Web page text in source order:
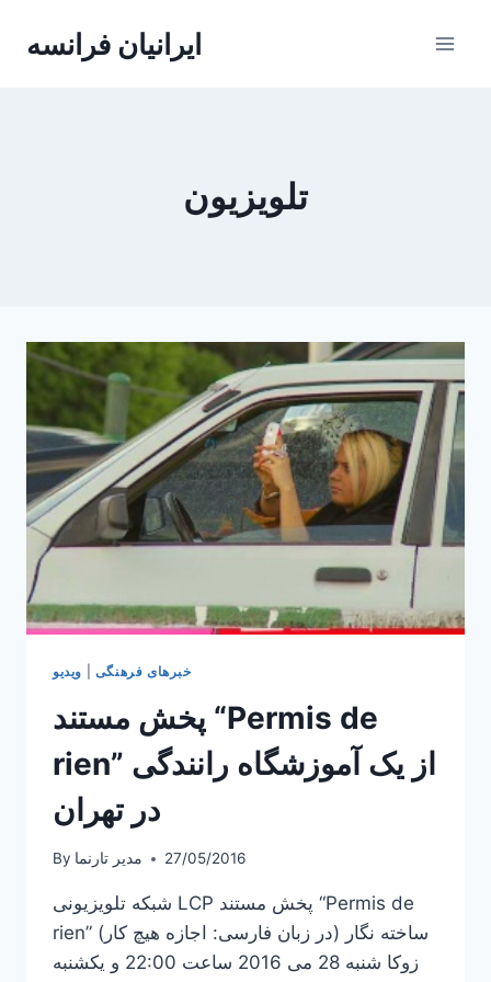
ایرانیان فرانسه
تلویزیون
خبرهای فرهنگی ویدیو
پخش مستند “Permis de
rien” از یک آموزشگاه رانندگی
در تهران
By مدیر تارنما 27/05/2016
شبکه تلویزیونی LCP پخش مستند “Permis de
rien” (در زبان فارسی: اجازه هیچ کار) ساخته نگار
زوکا شنبه 28 می 2016 ساعت 22:00 و یکشنبه